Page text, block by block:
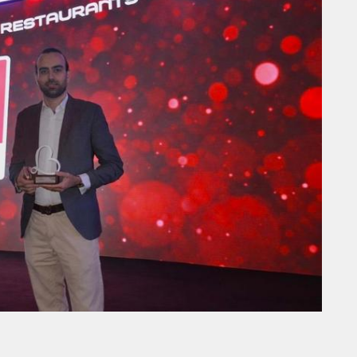
THE PARADIGM SHIFT –
BUSINESS. PEOPLE. TECH
VENDREDI 10 JANVIER 2025
SPIDER-MAN ET BMW
DANS UNE CAMPAGNE